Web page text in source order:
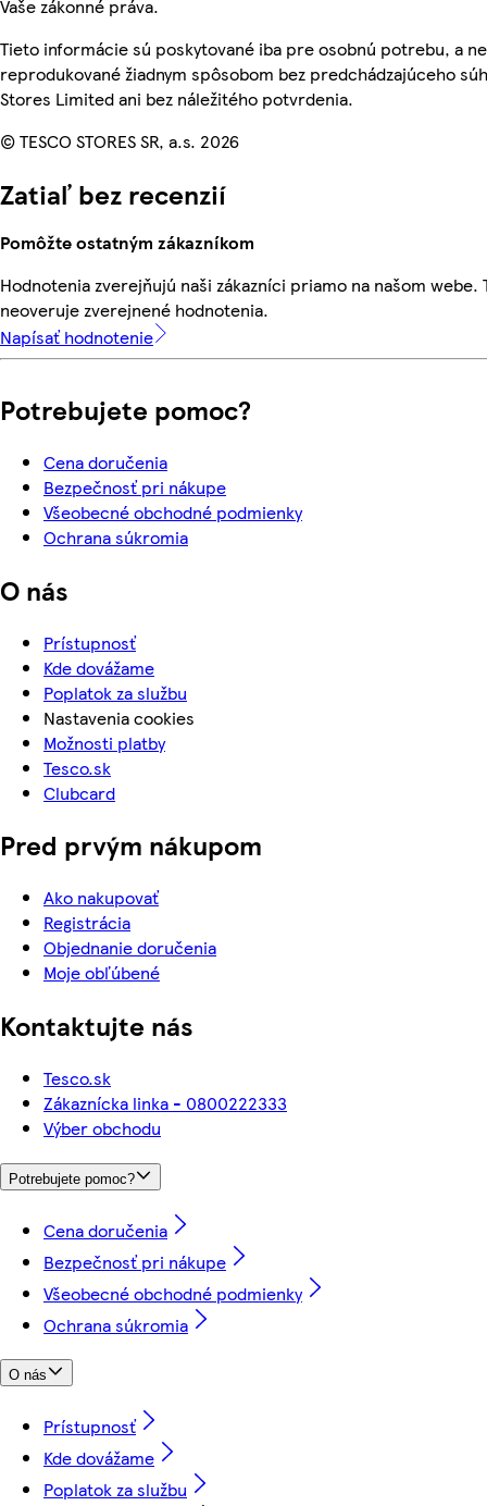
Vaše zákonné práva.
Tieto informácie sú poskytované iba pre osobnú potrebu, a
reprodukované žiadnym spôsobom bez predchádzajúceho
Stores Limited ani bez náležitého potvrdenia.
© TESCO STORES SR, a.s. 2026
Zatiaľ bez recenzií
Pomôžte ostatným zákazníkom
Hodnotenia zverejňujú naši zákazníci priamo na našom webe.
neoveruje zverejnené hodnotenia.
Napísať hodnotenie
Potrebujete pomoc?
Cena doručenia
Bezpečnosť pri nákupe
Všeobecné obchodné podmienky
Ochrana súkromia
O nás
Prístupnosť
Kde dovážame
Poplatok za službu
Nastavenia cookies
Možnosti platby
Tesco.sk
Clubcard
Pred prvým nákupom
Ako nakupovať
Registrácia
Objednanie doručenia
Moje obľúbené
Kontaktujte nás
Tesco.sk
Zákaznícka linka - 0800222333
Výber obchodu
Potrebujete pomoc?
Cena doručenia
Bezpečnosť pri nákupe
Všeobecné obchodné podmienky
Ochrana súkromia
O nás
Prístupnosť
Kde dovážame
Poplatok za službu